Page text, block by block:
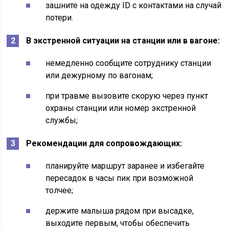
зашните на одежду ID с контактами на случай
потери.
В экстренной ситуации на станции или в вагоне:
немедленно сообщите сотруднику станции
или дежурному по вагонам;
при травме вызовите скорую через пункт
охраны станции или номер экстренной
службы;
Рекомендации для сопровождающих:
планируйте маршрут заранее и избегайте
пересадок в часы пик при возможной
толчее;
держите малыша рядом при высадке,
выходите первым, чтобы обеспечить